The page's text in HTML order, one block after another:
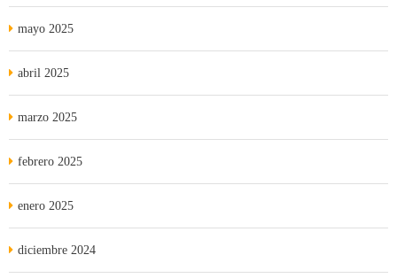
mayo 2025
abril 2025
marzo 2025
febrero 2025
enero 2025
diciembre 2024